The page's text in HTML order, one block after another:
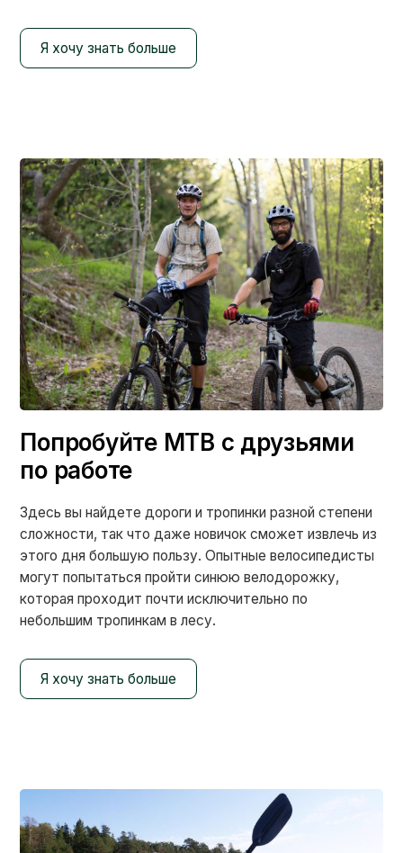
Я хочу знать больше
Попробуйте MTB с друзьями
по работе
Здесь вы найдете дороги и тропинки разной степени
сложности, так что даже новичок сможет извлечь из
этого дня большую пользу. Опытные велосипедисты
могут попытаться пройти синюю велодорожку,
которая проходит почти исключительно по
небольшим тропинкам в лесу.
Я хочу знать больше